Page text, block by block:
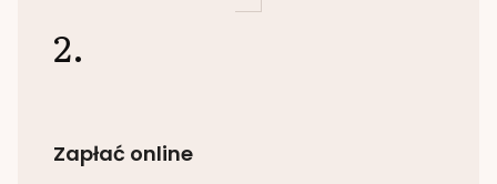
2.
Zapłać online